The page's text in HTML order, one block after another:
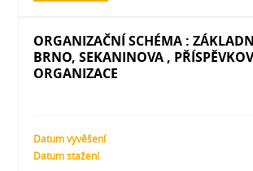
ORGANIZAČNÍ SCHÉMA :
BRNO, SEKANINOVA ,
ORGANIZACE
Datum vyvěšení
Datum stažení